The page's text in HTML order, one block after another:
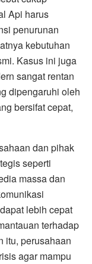
Api harus
penurunan
kebutuhan
Kasus ini juga
sangat rentan
dipengaruhi oleh
bersifat cepat,
dan pihak
seperti
massa dan
lebih cepat
terhadap
itu, perusahaan
agar mampu